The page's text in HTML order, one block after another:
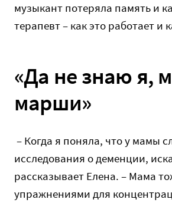
музыкант потеряла память и
терапевт – как это работает и
«Да не знаю я,
марши»
– Когда я поняла, что у мамы
исследования о деменции,
рассказывает Елена. – Мама
упражнениями для